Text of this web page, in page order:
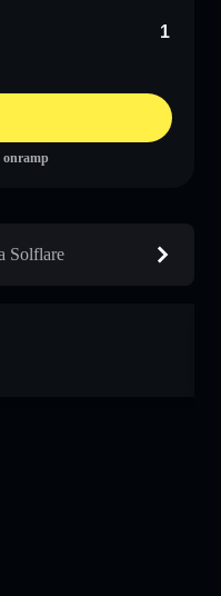
onramp
Solflare